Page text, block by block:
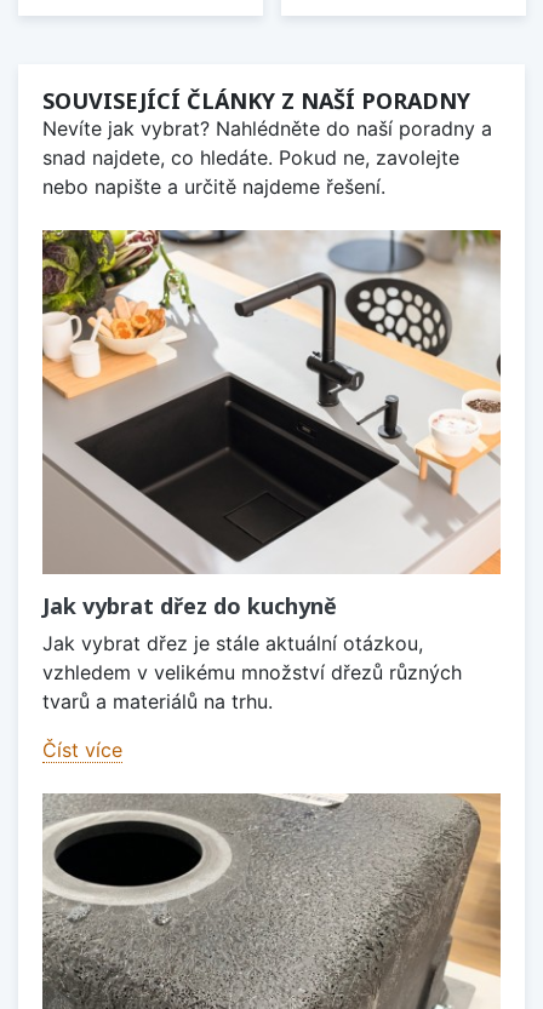
SOUVISEJÍCÍ ČLÁNKY Z NAŠÍ PORADNY
Nevíte jak vybrat? Nahlédněte do naší poradny a
snad najdete, co hledáte. Pokud ne, zavolejte
nebo napište a určitě najdeme řešení.
Jak vybrat dřez do kuchyně
Jak vybrat dřez je stále aktuální otázkou,
vzhledem v velikému množství dřezů různých
tvarů a materiálů na trhu.
Číst více